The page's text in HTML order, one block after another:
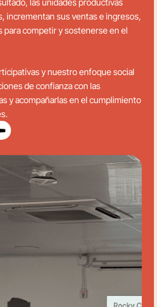
las unidades productivas
incrementan sus ventas e ingresos,
para competir y sostenerse en el
y nuestro enfoque social
de confianza con las
y acompañarlas en el cumplimiento